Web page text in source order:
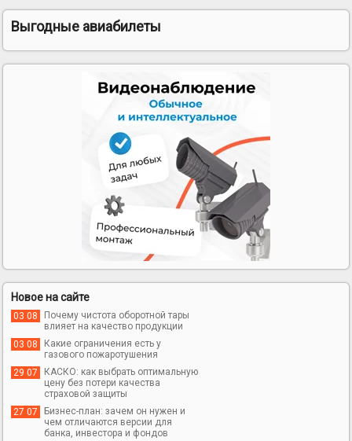
Выгодные авиабилеты
Новое на сайте
03 08
Почему чистота оборотной тары
влияет на качество продукции
03 08
Какие ограничения есть у
газового пожаротушения
29 07
КАСКО: как выбрать оптимальную
цену без потери качества
страховой защиты
27 07
Бизнес-план: зачем он нужен и
чем отличаются версии для
банка, инвестора и фондов